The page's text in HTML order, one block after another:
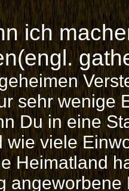
ich
sehr wenige
Du in eine
wie viele
Heimatland